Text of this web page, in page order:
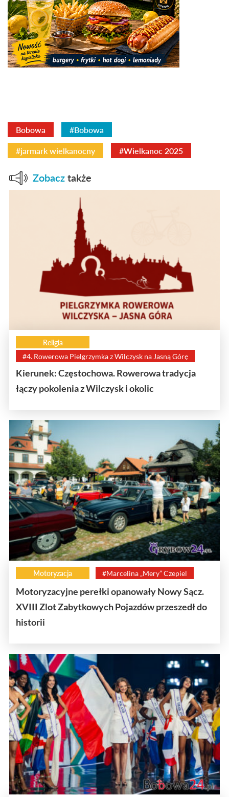
Bobowa #Bobowa
#jarmark wielkanocny #Wielkanoc 2025
Zobacz także
Religia
#4. Rowerowa Pielgrzymka z Wilczysk na Jasną Górę
Kierunek: Częstochowa. Rowerowa tradycja
łączy pokolenia z Wilczysk i okolic
Motoryzacja #Marcelina „Mery” Czepiel
Motoryzacyjne perełki opanowały Nowy Sącz.
XVIII Zlot Zabytkowych Pojazdów przeszedł do
historii